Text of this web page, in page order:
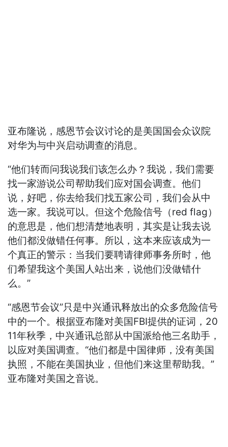
亚布隆说，感恩节会议讨论的是美国国会众议院
对华为与中兴启动调查的消息。
“他们转而问我说我们该怎么办？我说，我们需要
找一家游说公司帮助我们应对国会调查。他们
说，好吧，你去给我们找五家公司，我们会从中
选一家。我说可以。但这个危险信号（red flag）
的意思是，他们想清楚地表明，其实是让我去说
他们都没做错任何事。所以，这本来应该成为一
个真正的警示：当我们要聘请律师事务所时，他
们希望我这个美国人站出来，说他们没做错什
么。”
“感恩节会议”只是中兴通讯释放出的众多危险信号
中的一个。根据亚布隆对美国FBI提供的证词，20
11年秋季，中兴通讯总部从中国派给他三名助手，
以应对美国调查。“他们都是中国律师，没有美国
执照，不能在美国执业，但他们来这里帮助我。”
亚布隆对美国之音说。